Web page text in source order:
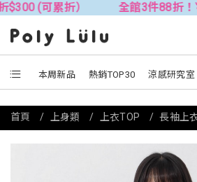
折） 全館3件88折！🦄 滿
本周新品 熱銷TOP30 涼感研究室
首頁 上身類 上衣TOP 長袖上